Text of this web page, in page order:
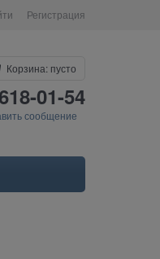
Регистрация
Корзина: пусто
01-54
сообщение